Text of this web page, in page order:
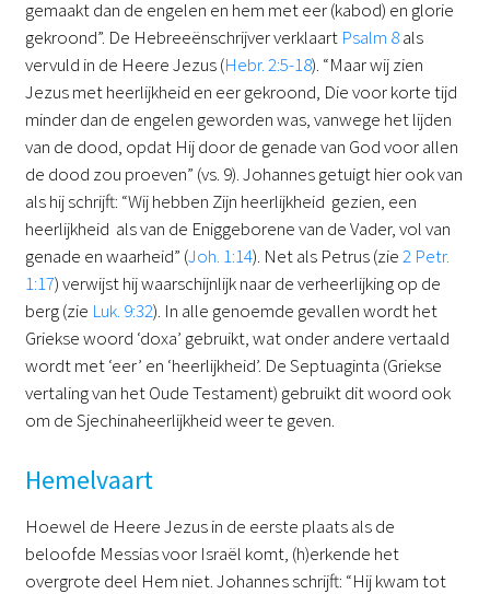
gemaakt dan de engelen en hem met eer (kabod) en glorie
gekroond”. De Hebreeënschrijver verklaart Psalm 8als
vervuld in de Heere Jezus (Hebr. 2:5-18). “Maar wij zien
Jezus met heerlijkheid en eer gekroond, Die voor korte tijd
minder dan de engelen geworden was, vanwege het lijden
van de dood, opdat Hij door de genade van God voor allen
de dood zou proeven” (vs. 9). Johannes getuigt hier ook van
als hij schrijft: “Wij hebben Zijn heerlijkheid gezien, een
heerlijkheid als van de Eniggeborene van de Vader, vol van
genade en waarheid” (Joh. 1:14). Net als Petrus (zie2 Petr.
1:17) verwijst hij waarschijnlijk naar de verheerlijking op de
berg (zie Luk. 9:32). In alle genoemde gevallen wordt het
Griekse woord ‘doxa’ gebruikt, wat onder andere vertaald
wordt met ‘eer’ en ‘heerlijkheid’. De Septuaginta (Griekse
vertaling van het Oude Testament) gebruikt dit woord ook
om de Sjechinaheerlijkheid weer te geven.
Hemelvaart
Hoewel de Heere Jezus in de eerste plaats als de
beloofde Messias voor Israël komt, (h)erkende het
overgrote deel Hem niet. Johannes schrijft: “Hij kwam tot